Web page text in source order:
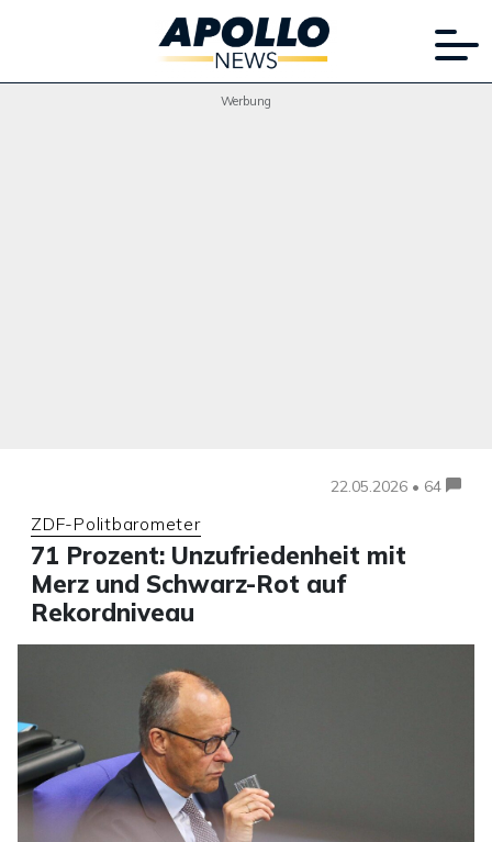
Werbung
22.05.2026 • 64
ZDF-Politbarometer
71 Prozent: Unzufriedenheit mit
Merz und Schwarz-Rot auf
Rekordniveau